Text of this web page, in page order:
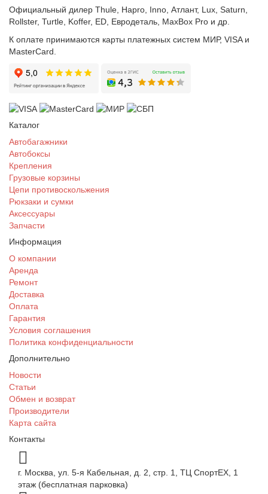
Официальный дилер Thule, Hapro, Inno, Атлант, Lux, Saturn,
Rollster, Turtle, Koffer, ED, Евродеталь, MaxBox Pro и др.
К оплате принимаются карты платежных систем МИР, VISA и
MasterCard.
Каталог
Автобагажники
Автобоксы
Крепления
Грузовые корзины
Цепи противоскольжения
Рюкзаки и сумки
Аксессуары
Запчасти
Информация
О компании
Аренда
Ремонт
Доставка
Оплата
Гарантия
Условия соглашения
Политика конфиденциальности
Дополнительно
Новости
Статьи
Обмен и возврат
Производители
Карта сайта
Контакты
г. Москва, ул. 5-я Кабельная, д. 2, стр. 1, ТЦ СпортEX, 1
этаж (бесплатная парковка)